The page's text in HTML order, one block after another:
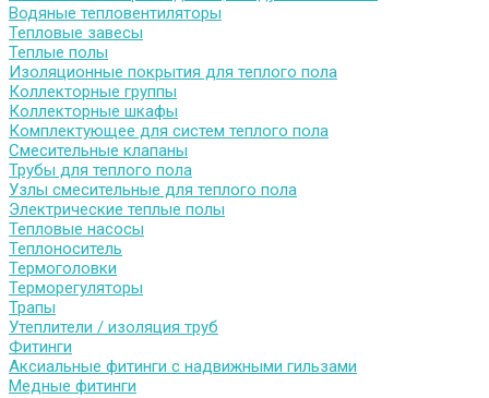
Водяные тепловентиляторы
Тепловые завесы
Теплые полы
Изоляционные покрытия для теплого пола
Коллекторные группы
Коллекторные шкафы
Комплектующее для систем теплого пола
Смесительные клапаны
Трубы для теплого пола
Узлы смесительные для теплого пола
Электрические теплые полы
Тепловые насосы
Теплоноситель
Термоголовки
Терморегуляторы
Трапы
Утеплители / изоляция труб
Фитинги
Аксиальные фитинги с надвижными гильзами
Медные фитинги